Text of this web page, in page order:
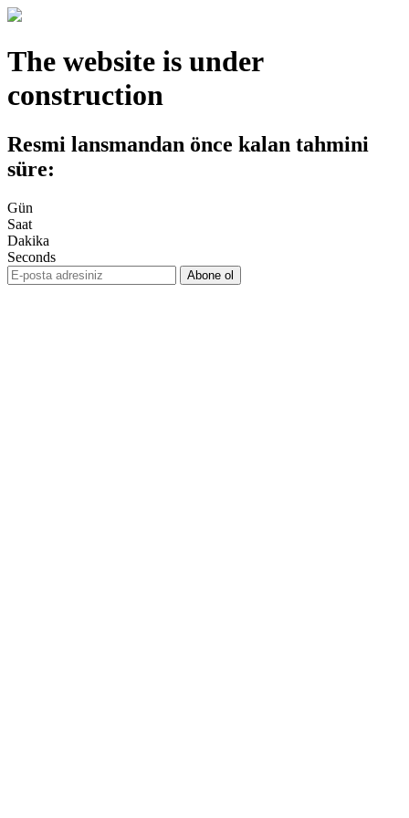
The website is under
construction
Resmi lansmandan önce kalan tahmini
süre:
Gün
Saat
Dakika
Seconds